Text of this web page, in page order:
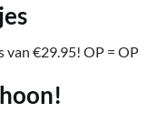
van €29.95! OP = OP